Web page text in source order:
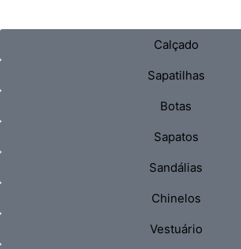
Calçado
Sapatilhas
Botas
Sapatos
Sandálias
Chinelos
Vestuário